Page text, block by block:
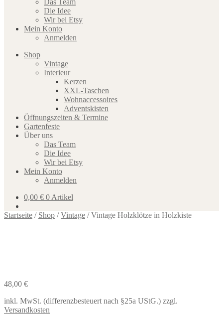
Das Team
Die Idee
Wir bei Etsy
Mein Konto
Anmelden
Shop
Vintage
Interieur
Kerzen
XXL-Taschen
Wohnaccessoires
Adventskisten
Öffnungszeiten & Termine
Gartenfeste
Über uns
Das Team
Die Idee
Wir bei Etsy
Mein Konto
Anmelden
0,00 € 0 Artikel
Startseite / Shop /Vintage /Vintage Holzklötze in Holzkiste
48,00 €
inkl. MwSt. (differenzbesteuert nach §25a UStG.) zzgl.
Versandkosten